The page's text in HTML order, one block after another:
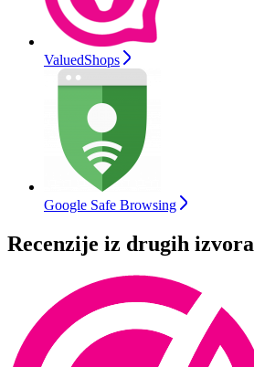
ValuedShops
Google Safe Browsing
Recenzije iz drugih izvora